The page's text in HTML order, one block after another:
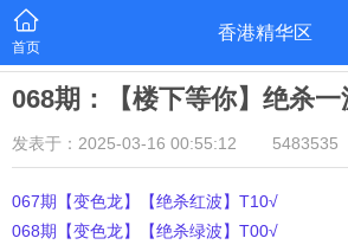
首页
香港精华区
068期：【楼下等你】绝杀一
发表于：2025-03-16 00:55:12 5483535
067期【变色龙】【绝杀红波】T10√
068期【变色龙】【绝杀绿波】T00√